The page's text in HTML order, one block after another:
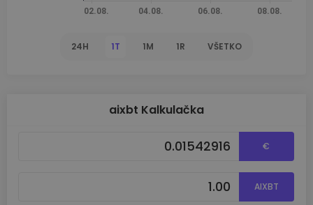
24H 1T 1M 1R VŠETKO
aixbt Kalkulačka
€
AIXBT